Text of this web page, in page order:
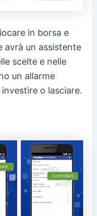
in borsa e
avrà un assistente
scelte e nelle
un allarme
o lasciare.